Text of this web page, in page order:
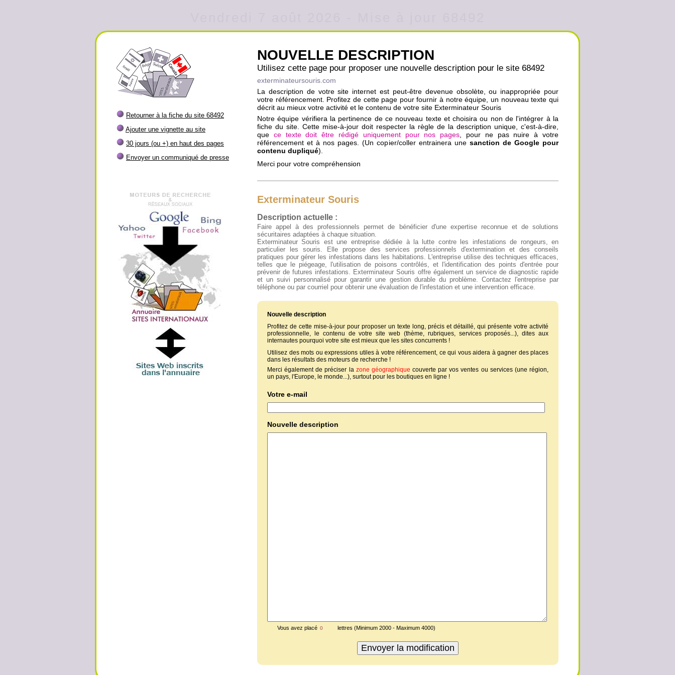
Retourner à la fiche du site 68492
Ajouter une vignette au site
30 jours (ou +) en haut des pages
Envoyer un communiqué de presse
NOUVELLE DESCRIPTION
Utilisez cette page pour proposer une nouvelle description pour le site 68492
exterminateursouris.com
La description de votre site internet est peut-être devenue obsolète, ou inappropriée pour
votre référencement. Profitez de cette page pour fournir à notre équipe, un nouveau texte qui
décrit au mieux votre activité et le contenu de votre site Exterminateur Souris
Notre équipe vérifiera la pertinence de ce nouveau texte et choisira ou non de l'intégrer à la
fiche du site. Cette mise-à-jour doit respecter la règle de la description unique, c'est-à-dire,
que ce texte doit être rédigé uniquement pour nos pages , pour ne pas nuire à votre
référencement et à nos pages. (Un copier/coller entrainera une sanction de Google pour
contenu dupliqué).
Merci pour votre compréhension
Exterminateur Souris
Description actuelle :
Faire appel à des professionnels permet de bénéficier d'une expertise reconnue et de solutions
sécuritaires adaptées à chaque situation.
Exterminateur Souris est une entreprise dédiée à la lutte contre les infestations de rongeurs, en
particulier les souris. Elle propose des services professionnels d'extermination et des conseils
pratiques pour gérer les infestations dans les habitations. L'entreprise utilise des techniques efficaces,
telles que le piégeage, l'utilisation de poisons contrôlés, et l'identification des points d'entrée pour
prévenir de futures infestations. Exterminateur Souris offre également un service de diagnostic rapide
et un suivi personnalisé pour garantir une gestion durable du problème. Contactez l'entreprise par
téléphone ou par courriel pour obtenir une évaluation de l'infestation et une intervention efficace.
Nouvelle description
Profitez de cette mise-à-jour pour proposer un texte long, précis et détaillé, qui présente votre activité
professionnelle, le contenu de votre site web (thème, rubriques, services proposés...), dites aux
internautes pourquoi votre site est mieux que les sites concurrents !
Utilisez des mots ou expressions utiles à votre référencement, ce qui vous aidera à gagner des places
dans les résultats des moteurs de recherche !
Merci également de préciser la zone géographique couverte par vos ventes ou services (une région,
un pays, l'Europe, le monde...), surtout pour les boutiques en ligne !
Votre e-mail
Nouvelle description
Vous avez placé lettres (Minimum 2000 - Maximum 4000)